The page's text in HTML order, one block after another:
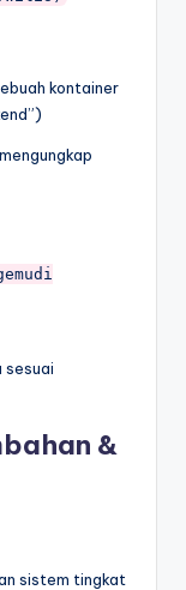
kontainer
sesuai
&
sistem tingkat